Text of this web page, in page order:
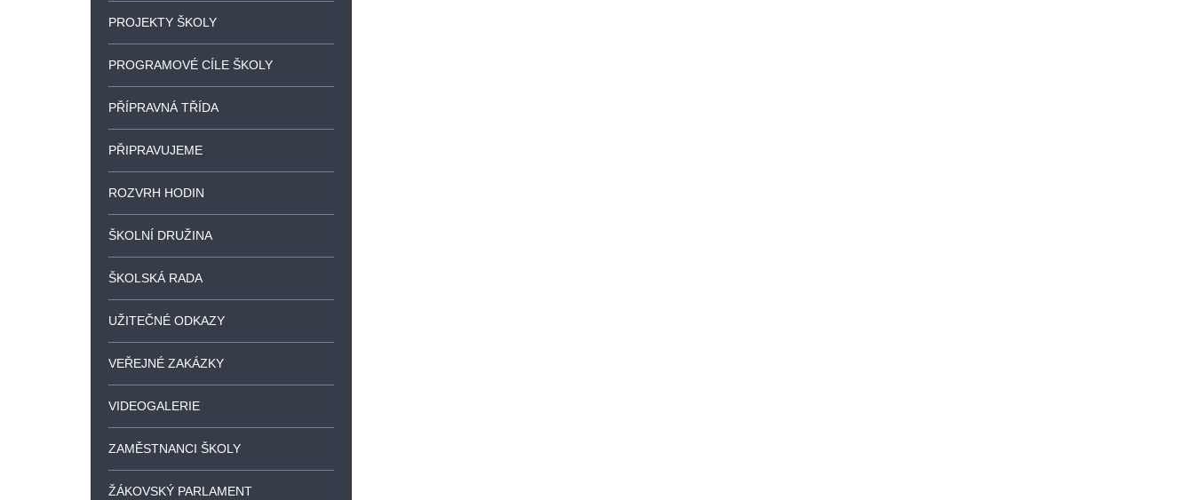
PROJEKTY ŠKOLY
PROGRAMOVÉ CÍLE ŠKOLY
PŘÍPRAVNÁ TŘÍDA
PŘIPRAVUJEME
ROZVRH HODIN
ŠKOLNÍ DRUŽINA
ŠKOLSKÁ RADA
UŽITEČNÉ ODKAZY
VEŘEJNÉ ZAKÁZKY
VIDEOGALERIE
ZAMĚSTNANCI ŠKOLY
ŽÁKOVSKÝ PARLAMENT